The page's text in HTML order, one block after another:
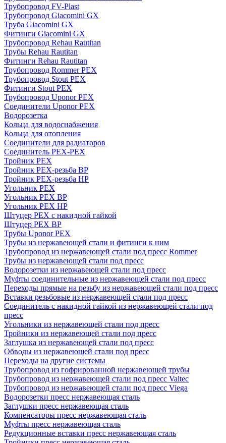
Трубопровод FV-Plast
Трубопровод Giacomini GX
Труба Giacomini GX
Фитинги Giacomini GX
Трубопровод Rehau Rautitan
Трубы Rehau Rautitan
Фитинги Rehau Rautitan
Трубопровод Rommer PEX
Трубопровод Stout PEX
Фитинги Stout PEX
Трубопровод Uponor PEX
Соединители Uponor PEX
Водорозетка
Кольца для водоснабжения
Кольца для отопления
Соединители для радиаторов
Соединитель PEX-PEX
Тройник PEX
Тройник PEX-резьба ВР
Тройник PEX-резьба НР
Угольник PEX
Угольник PEX ВР
Угольник PEX НР
Штуцер PEX c накидной гайкой
Штуцер PEX ВР
Трубы Uponor PEX
Трубы из нержавеющей стали и фитинги к ним
Трубопровод из нержавеющей стали под пресс Rommer
Трубы из нержавеющей стали под пресс
Водорозетки из нержавеющей стали под пресс
Муфты соединительные из нержавеющей стали под пресс
Переходы прямые на резьбу из нержавеющей стали под пресс
Вставки резьбовые из нержавеющей стали под пресс
Соединитель с накидной гайкой из нержавеющей стали под
пресс
Угольники из нержавеющей стали под пресс
Тройники из нержавеющей стали под пресс
Заглушка из нержавеющей стали под пресс
Обводы из нержавеющей стали под пресс
Переходы на другие системы
Трубопровод из гофрированной нержавеющей трубы
Трубопровод из нержавеющей стали под пресс Valtec
Трубопровод из нержавеющей стали под пресс Viega
Водорозетки пресс нержавеющая сталь
Заглушки пресс нержавеющая сталь
Компенсаторы пресс нержавеющая сталь
Муфты пресс нержавеющая сталь
Редукционные вставки пресс нержавеющая сталь